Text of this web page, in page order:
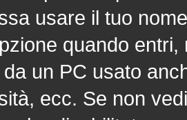
usare il tuo
quando
un PC usato
ecc. Se non